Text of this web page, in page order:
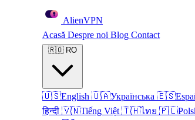
AlienVPN
Acasă Despre noi Blog Contact
🇷🇴 RO
🇺🇸English 🇺🇦Українська 🇪🇸
हिन्दी 🇻🇳Tiếng Việt 🇹🇭ไทย 🇵🇱